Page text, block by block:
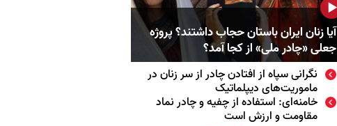
آیا زنان ایران باستان حجاب داشتند؟ پروژه
جعلی «چادر ملی» از کجا آمد؟
نگرانی سپاه از افتادن چادر از سر زنان در
ماموریت‌های دیپلماتیک
خامنه‌ای: استفاده از چفیه و چادر نماد
مقاومت و ارزش است